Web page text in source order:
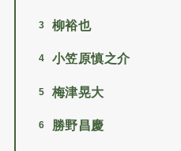
柳裕也
小笠原慎之介
梅津晃大
勝野昌慶